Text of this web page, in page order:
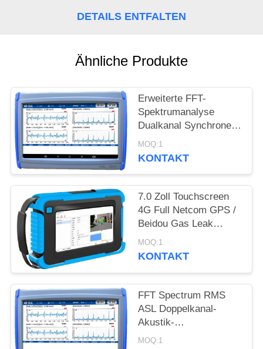
PRIVACY
POLICY
DETAILS ENTFALTEN
Ähnliche Produkte
Erweiterte FFT-
Spektrumanalyse
Dualkanal Synchroner
Akustische-Emissions-
Ventilleckage-Detektor
MOQ:1
KONTAKT
7.0 Zoll Touchscreen
4G Full Netcom GPS /
Beidou Gas Leak
Akustik-Imager HAI-
100
MOQ:1
KONTAKT
FFT Spectrum RMS
ASL Doppelkanal-
Akustik-
Emissionsventil-
MOQ:1